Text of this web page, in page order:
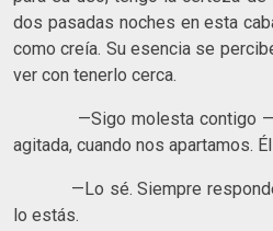
dos pasadas noches en esta
como creía. Su esencia se
ver con tenerlo cerca.
—Sigo molesta contigo
agitada, cuando nos apartamos.
—Lo sé. Siempre respondes
lo estás.